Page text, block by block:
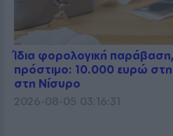
Ίδια φορολογική
πρόστιμο: 10.000 ευρώ
στη Νίσυρο
2026-08-05 03:16:31